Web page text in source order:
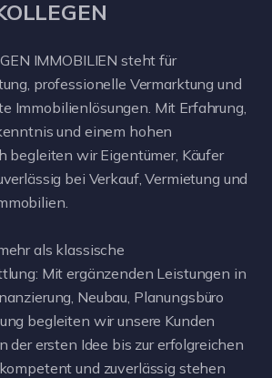
IMMOBILIEN steht für
professionelle Vermarktung und
Immobilienlösungen. Mit Erfahrung,
und einem hohen
begleiten wir Eigentümer, Käufer
bei Verkauf, Vermietung und
als klassische
Mit ergänzenden Leistungen in
Neubau, Planungsbüro
begleiten wir unsere Kunden
der ersten Idee bis zur erfolgreichen
und zuverlässig stehen